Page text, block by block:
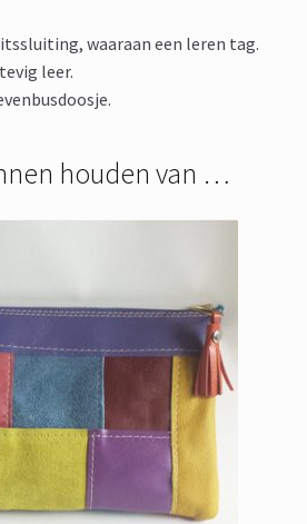
waaraan een leren tag.
leer.
houden van …